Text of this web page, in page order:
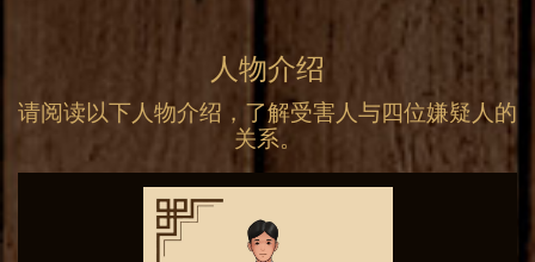
人物介绍
请阅读以下人物介绍，了解受害人与四位嫌疑人的
关系。